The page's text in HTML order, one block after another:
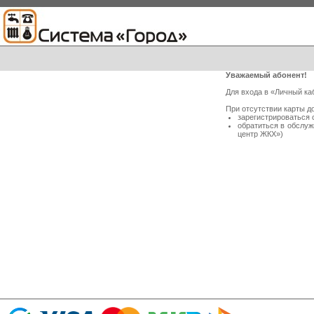
Уважаемый абонент!
Для входа в «Личный
При отсутствии карты
обратиться в
центр ЖКХ»)